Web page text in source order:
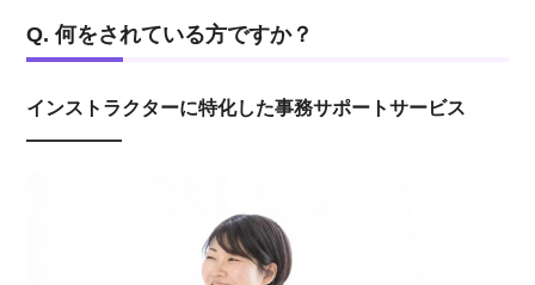
Q. 何をされている方ですか？
インストラクターに特化した事務サポートサービス